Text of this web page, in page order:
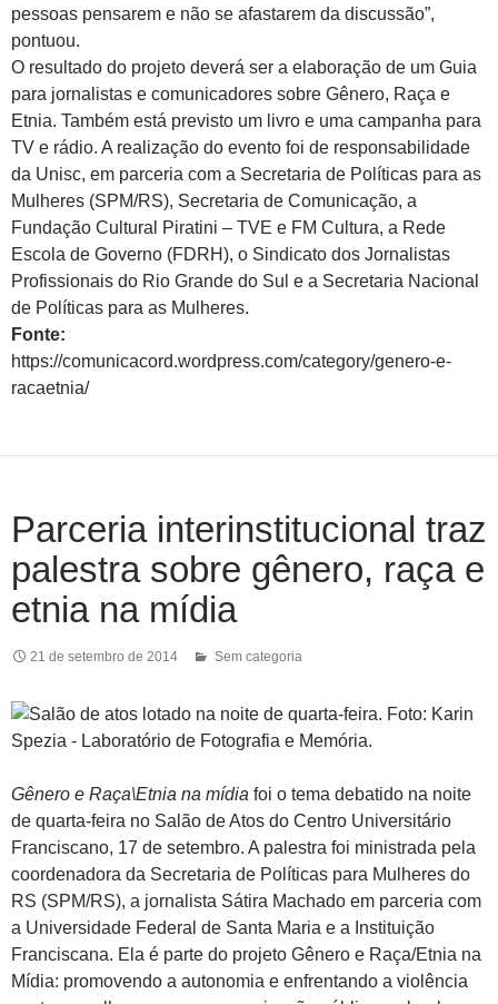
pessoas pensarem e não se afastarem da discussão”,
pontuou.
O resultado do projeto deverá ser a elaboração de um Guia
para jornalistas e comunicadores sobre Gênero, Raça e
Etnia. Também está previsto um livro e uma campanha para
TV e rádio. A realização do evento foi de responsabilidade
da Unisc, em parceria com a Secretaria de Políticas para as
Mulheres (SPM/RS), Secretaria de Comunicação, a
Fundação Cultural Piratini – TVE e FM Cultura, a Rede
Escola de Governo (FDRH), o Sindicato dos Jornalistas
Profissionais do Rio Grande do Sul e a Secretaria Nacional
de Políticas para as Mulheres.
Fonte:
https://comunicacord.wordpress.com/category/genero-e-
racaetnia/
Parceria interinstitucional traz
palestra sobre gênero, raça e
etnia na mídia
21 de setembro de 2014 Sem categoria
Gênero e Raça\Etnia na mídia foi o tema debatido na noite
de quarta-feira no Salão de Atos do Centro Universitário
Franciscano, 17 de setembro. A palestra foi ministrada pela
coordenadora da Secretaria de Políticas para Mulheres do
RS (SPM/RS), a jornalista Sátira Machado em parceria com
a Universidade Federal de Santa Maria e a Instituição
Franciscana. Ela é parte do projeto Gênero e Raça/Etnia na
Mídia: promovendo a autonomia e enfrentando a violência